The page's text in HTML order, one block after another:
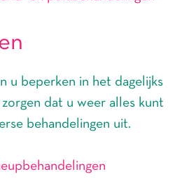
u beperken in het dagelijks
dat u weer alles kunt
behandelingen uit.